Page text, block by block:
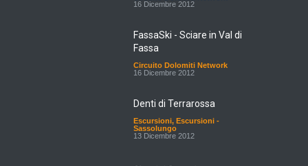
Fassa
Circuito Dolomiti Network
16 Dicembre 2012
Escursioni ,Escursioni -
Sassolungo
13 Dicembre 2012